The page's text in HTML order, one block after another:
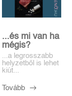
...és mi van ha
mégis?
...a legrosszabb
helyzetből is lehet
kiút...
Tovább